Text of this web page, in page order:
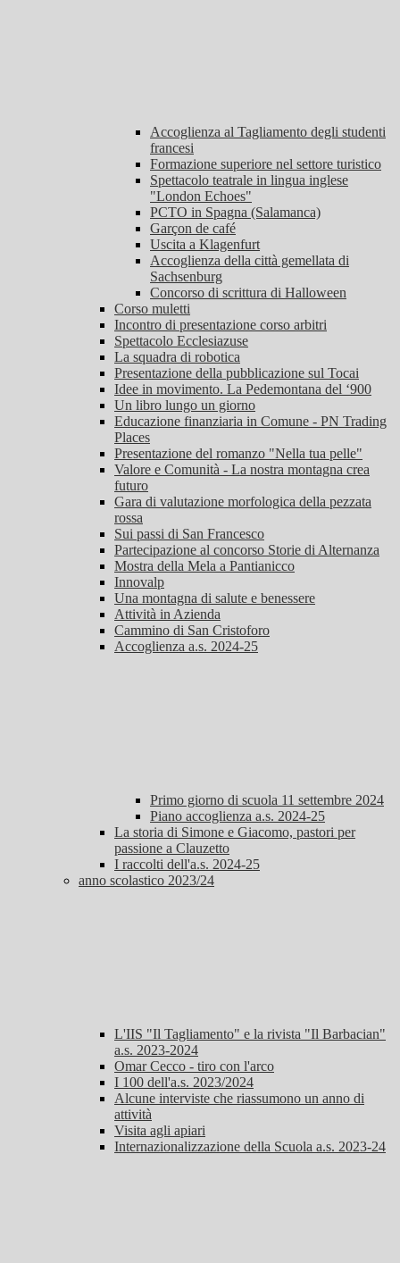
Accoglienza al Tagliamento degli studenti
francesi
Formazione superiore nel settore turistico
Spettacolo teatrale in lingua inglese
"London Echoes"
PCTO in Spagna (Salamanca)
Garçon de café
Uscita a Klagenfurt
Accoglienza della città gemellata di
Sachsenburg
Concorso di scrittura di Halloween
Corso muletti
Incontro di presentazione corso arbitri
Spettacolo Ecclesiazuse
La squadra di robotica
Presentazione della pubblicazione sul Tocai
Idee in movimento. La Pedemontana del ‘900
Un libro lungo un giorno
Educazione finanziaria in Comune - PN Trading
Places
Presentazione del romanzo "Nella tua pelle"
Valore e Comunità - La nostra montagna crea
futuro
Gara di valutazione morfologica della pezzata
rossa
Sui passi di San Francesco
Partecipazione al concorso Storie di Alternanza
Mostra della Mela a Pantianicco
Innovalp
Una montagna di salute e benessere
Attività in Azienda
Cammino di San Cristoforo
Accoglienza a.s. 2024-25
Primo giorno di scuola 11 settembre 2024
Piano accoglienza a.s. 2024-25
La storia di Simone e Giacomo, pastori per
passione a Clauzetto
I raccolti dell'a.s. 2024-25
anno scolastico 2023/24
L'IIS "Il Tagliamento" e la rivista "Il Barbacian"
a.s. 2023-2024
Omar Cecco - tiro con l'arco
I 100 dell'a.s. 2023/2024
Alcune interviste che riassumono un anno di
attività
Visita agli apiari
Internazionalizzazione della Scuola a.s. 2023-24